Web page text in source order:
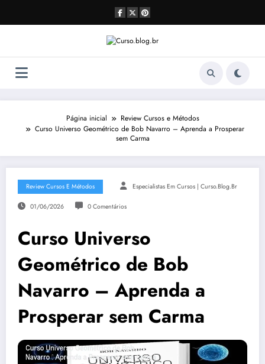
o
Página inicial
Review Cursos e Métodos
Curso Universo Geométrico de Bob Navarro – Aprenda a Prosperar
sem Carma
Review Cursos E Métodos Especialistas Em Cursos | Curso.blog.br
01/06/2026 0 Comentários
Curso Universo
Geométrico de Bob
Navarro – Aprenda a
Prosperar sem Carma